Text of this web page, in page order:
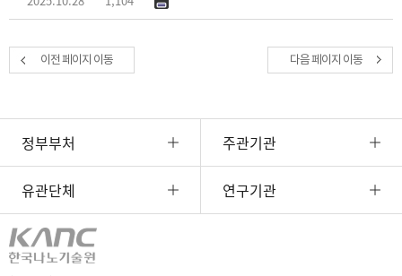
이전 페이지 이동 다음 페이지 이동
정부부처 주관기관
유관단체 연구기관